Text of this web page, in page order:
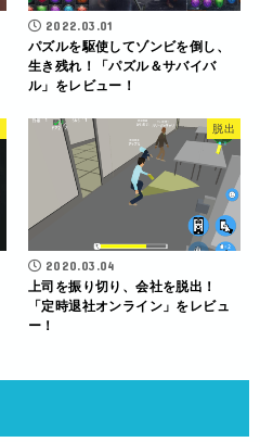
2022.03.01
パズルを駆使してゾンビを倒し、
生き残れ！「パズル＆サバイバ
ル」をレビュー！
脱出
2020.03.04
上司を振り切り、会社を脱出！
「定時退社オンライン」をレビュ
ー！